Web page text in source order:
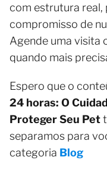
com estrutura
compromisso de
Agende uma visita
quando mais
Espero que o
24 horas: O
Proteger Seu Pet
separamos para
categoria Blog